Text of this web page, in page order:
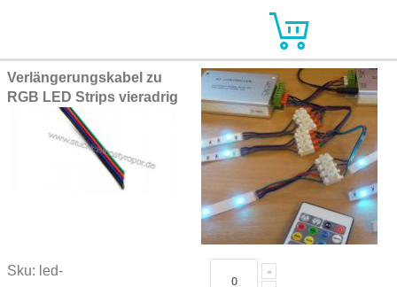
Verlängerungskabel zu
RGB LED Strips vieradrig
Sku: led-